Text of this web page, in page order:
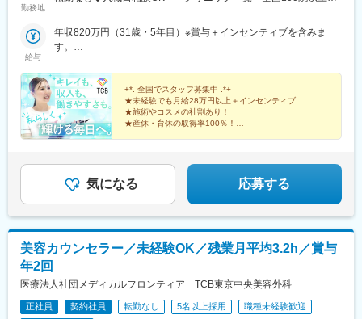
勤務地
岡院、秋田院、山形院、仙台駅前院、福島院、郡山院など【関
東】新宿東口院、池袋駅前院、品川院、秋葉原院、町田院、八王
子院、千葉東口院、柏院、船橋院、川崎院、新横浜院、大宮東口
名古屋栄院、岐阜院、静岡院、浜松院、三島院、新潟院、金沢
院、福井院、富山院、長野院、松本院、山梨甲府駅前院など【近
畿】大阪駅前院、天王寺院、京都駅前院、奈良院、姫路院、神戸
院、和歌山院、四日市院など【中四国】広島院、福山院、松山
院、高松院、高知院、徳島院、松江院、周南徳山駅ビル院【九
院、鹿児島院、那覇院など※受動喫煙対策あり
給与
年収820万円（31歳・5年目）※賞与＋インセンティブを含みま
す。
す。
+*. 全国でスタッフ募集中 .*+
★未経験でも月給28万円以上＋インセンティブ
★施術やコスメの社割あり！
★産休・育休の取得率100％！
気になる 応募する
美容カウンセラー／未経験OK／残業月平均3.2h／賞与
年2回
医療法人社団メディカルフロンティア TCB東京中央美容外科
正社員 契約社員 転勤なし 5名以上採用 職種未経験歓迎